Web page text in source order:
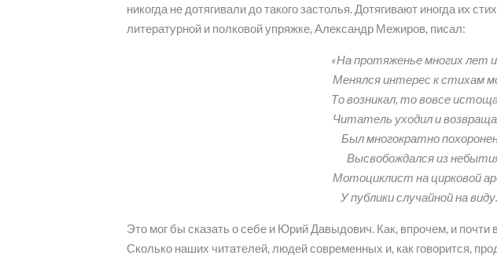
никогда не дотягивали до такого застолья. Дотягивают иногда их
литературной и полковой упряжке, Александр Межиров, писал:
«На протяженье многих лет
Менялся интерес к стихам
То возникал, то вовсе
Читатель уходил и
Был многократно
Высвобождался из
Мотоциклист на цирковой
У публики случайной на
Это мог бы сказать о себе и Юрий Давыдович. Как, впрочем, и
Сколько наших читателей, людей современных и, как говорится,